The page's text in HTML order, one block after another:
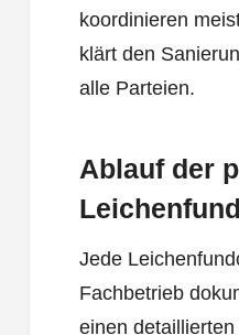
koordinieren
klärt den
alle Parteien.
Ablauf der
Leichenfund
Jede
Fachbetrieb
einen